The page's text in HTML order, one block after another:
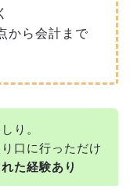
から会計まで
り。
口に行っただけ
た経験あり